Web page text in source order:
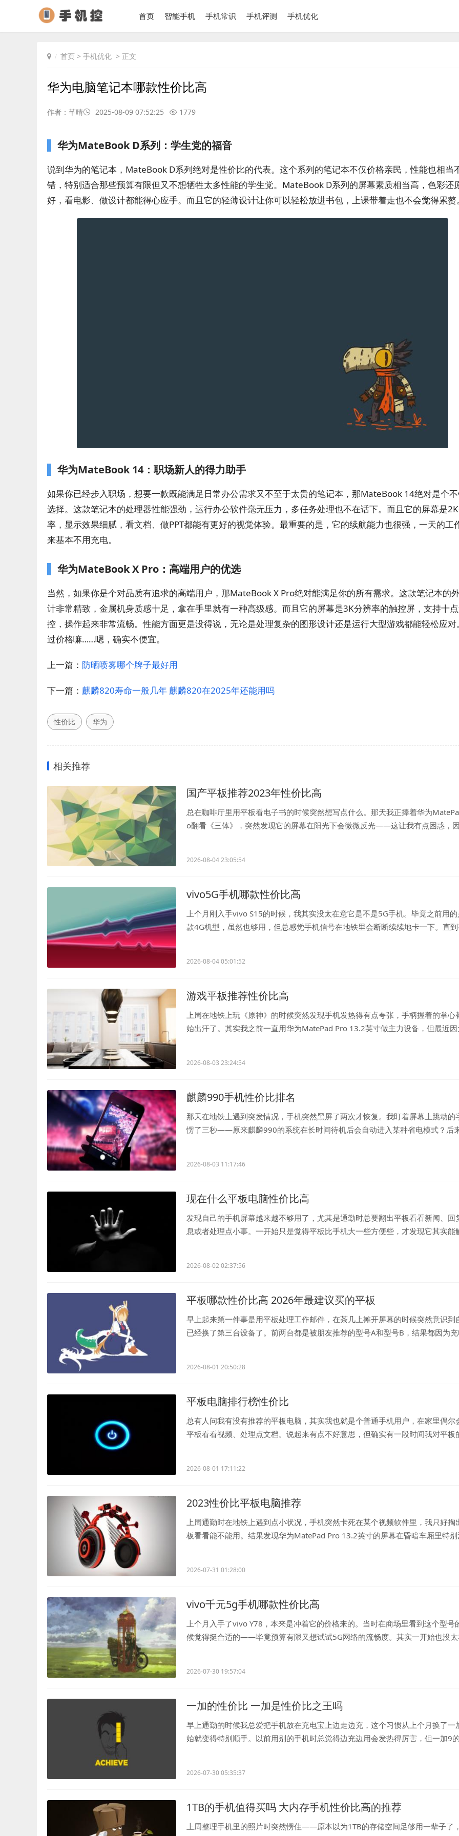
首页 智能手机 手机常识 手机评测 手机优化
首页 > 手机优化 > 正文
华为电脑笔记本哪款性价比高
作者：芊晴 2025-08-09 07:52:25 1779
华为MateBook D系列：学生党的福音
说到华为的笔记本，MateBook D系列绝对是性价比的代表。这个系列的笔记本不仅价格亲民，性能也相当
错，特别适合那些预算有限但又不想牺牲太多性能的学生党。MateBook D系列的屏幕素质相当高，色彩还
好，看电影、做设计都能得心应手。而且它的轻薄设计让你可以轻松放进书包，上课带着走也不会觉得累赘。
华为MateBook 14：职场新人的得力助手
如果你已经步入职场，想要一款既能满足日常办公需求又不至于太贵的笔记本，那MateBook 14绝对是个
选择。这款笔记本的处理器性能强劲，运行办公软件毫无压力，多任务处理也不在话下。而且它的屏幕是
率，显示效果细腻，看文档、做PPT都能有更好的视觉体验。最重要的是，它的续航能力也很强，一天的工
来基本不用充电。
华为MateBook X Pro：高端用户的优选
当然，如果你是个对品质有追求的高端用户，那MateBook X Pro绝对能满足你的所有需求。这款笔记本的
计非常精致，金属机身质感十足，拿在手里就有一种高级感。而且它的屏幕是3K分辨率的触控屏，支持十
控，操作起来非常流畅。性能方面更是没得说，无论是处理复杂的图形设计还是运行大型游戏都能轻松应对
过价格嘛……嗯，确实不便宜。
上一篇： 防晒喷雾哪个牌子最好用
下一篇： 麒麟820寿命一般几年 麒麟820在2025年还能用吗
性价比 华为
相关推荐
国产平板推荐2023年性价比高
总在咖啡厅里用平板看电子书的时候突然想写点什么。那天我正捧着华为
o翻看《三体》，突然发现它的屏幕在阳光下会微微反光——这让我有点困惑，
2026-08-04 23:05:54
vivo5G手机哪款性价比高
上个月刚入手vivo S15的时候，我其实没太在意它是不是5G手机。毕竟之前用
款4G机型，虽然也够用，但总感觉手机信号在地铁里会断断续续地卡一下。直
2026-08-04 05:01:52
游戏平板推荐性价比高
上周在地铁上玩《原神》的时候突然发现手机发热得有点夸张，手柄握着的掌心
始出汗了。其实我之前一直用华为MatePad Pro 13.2英寸做主力设备，但最近
2026-08-03 23:24:54
麒麟990手机性价比排名
那天在地铁上遇到突发情况，手机突然黑屏了两次才恢复。我盯着屏幕上跳动的
愣了三秒——原来麒麟990的系统在长时间待机后会自动进入某种省电模式？后
2026-08-03 11:17:46
现在什么平板电脑性价比高
发现自己的手机屏幕越来越不够用了，尤其是通勤时总要翻出平板看看新闻、回
息或者处理点小事。一开始只是觉得平板比手机大一些方便些，才发现它其实能
2026-08-02 02:37:56
平板哪款性价比高 2026年最建议买的平板
早上起来第一件事是用平板处理工作邮件，在茶几上摊开屏幕的时候突然意识到
已经换了第三台设备了。前两台都是被朋友推荐的型号A和型号B，结果都因为
2026-08-01 20:50:28
平板电脑排行榜性价比
总有人问我有没有推荐的平板电脑，其实我也就是个普通手机用户，在家里偶尔
平板看看视频、处理点文档。说起来有点不好意思，但确实有一段时间我对平板
2026-08-01 17:11:22
2023性价比平板电脑推荐
上周通勤时在地铁上遇到点小状况，手机突然卡死在某个视频软件里，我只好掏
板看看能不能用。结果发现华为MatePad Pro 13.2英寸的屏幕在昏暗车厢里特
2026-07-31 01:28:00
vivo千元5g手机哪款性价比高
上个月入手了vivo Y78，本来是冲着它的价格来的。当时在商场里看到这个型号
候觉得挺合适的——毕竟预算有限又想试试5G网络的流畅度。其实一开始也没
2026-07-30 19:57:04
一加的性价比 一加是性价比之王吗
早上通勤的时候我总爱把手机放在充电宝上边走边充，这个习惯从上个月换了一
始就变得特别顺手。以前用别的手机时总觉得边充边用会发热得厉害，但一加9
2026-07-30 05:35:37
1TB的手机值得买吗 大内存手机性价比高的推荐
上周整理手机里的照片时突然愣住——原本以为1TB的存储空间足够用一辈子了